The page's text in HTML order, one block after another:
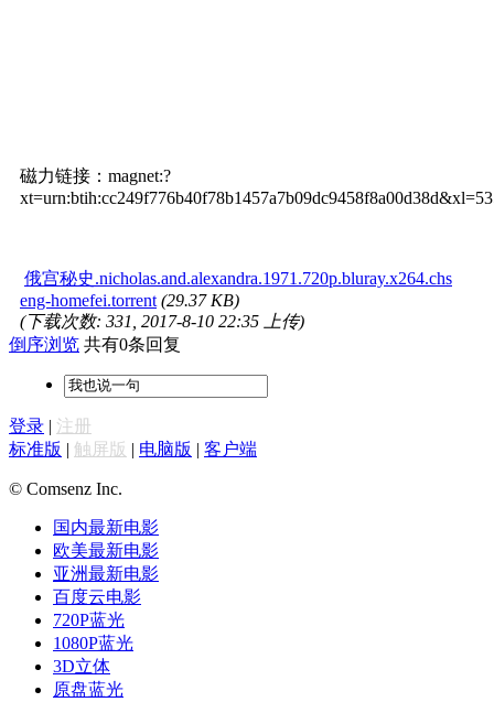
磁力链接：magnet:?
俄宫秘史.nicholas.and.alexandra.1971.720p.bluray.x264.chs
eng-homefei.torrent (29.37 KB)
(下载次数: 331, 2017-8-10 22:35 上传)
倒序浏览 共有0条回复
登录 | 注册
标准版 | 触屏版 | 电脑版 | 客户端
© Comsenz Inc.
国内最新电影
欧美最新电影
亚洲最新电影
百度云电影
720P蓝光
1080P蓝光
3D立体
原盘蓝光